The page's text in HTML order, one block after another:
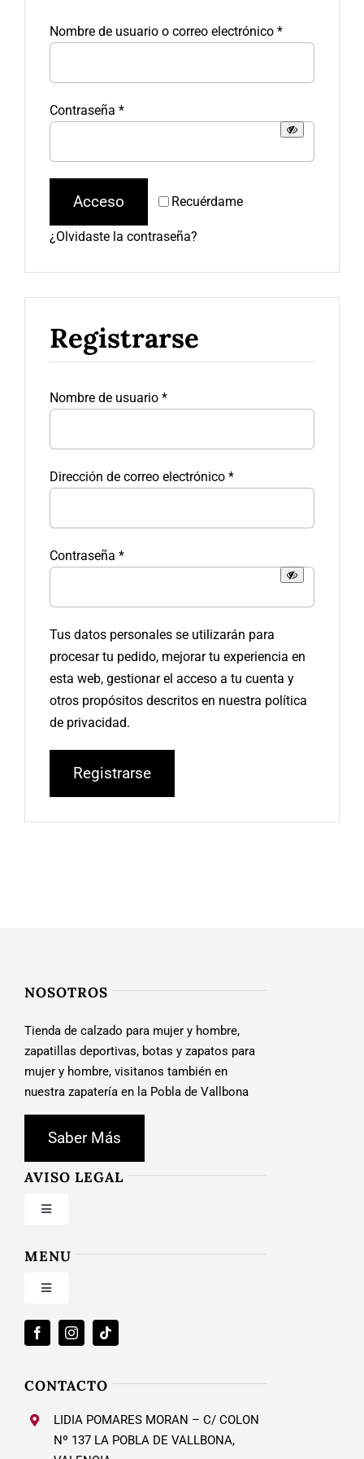
Nombre de usuario o correo electrónico *Obligatorio
Contraseña *Obligatorio
Recuérdame
Acceso
¿Olvidaste la contraseña?
Registrarse
Nombre de usuario *Obligatorio
Dirección de correo electrónico *Obligatorio
Contraseña *Obligatorio
Tus datos personales se utilizarán para
procesar tu pedido, mejorar tu experiencia en
esta web, gestionar el acceso a tu cuenta y
otros propósitos descritos en nuestra política
de privacidad.
Registrarse
NOSOTROS
Tienda de calzado para mujer y hombre,
zapatillas deportivas, botas y zapatos para
mujer y hombre, visitanos también en
nuestra zapatería en la Pobla de Vallbona
Saber Más
AVISO LEGAL
Toggle
Condiciones de uso
Condiciones de contratación
MENU
Toggle
Inicio
Nosotros
Calzado Mujer
CONTACTO
LIDIA POMARES MORAN – C/ COLON
Nº 137 LA POBLA DE VALLBONA,